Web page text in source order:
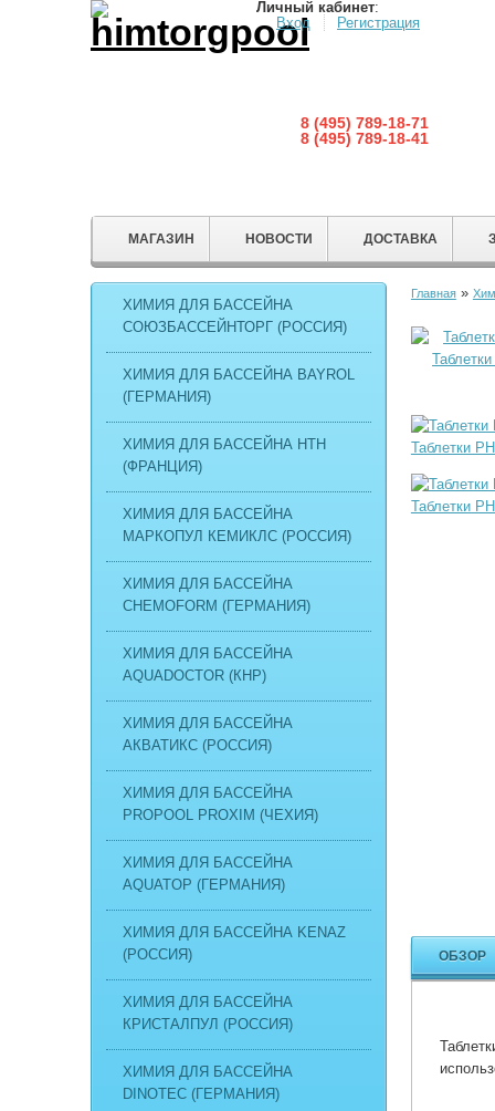
Личный кабинет:
Вход
Регистрация
8 (495) 789-18-71
8 (495) 789-18-41
МАГАЗИН НОВОСТИ ДОСТАВКА
ХИМИЯ ДЛЯ БАССЕЙНА
СОЮЗБАССЕЙНТОРГ (РОССИЯ)
ХИМИЯ ДЛЯ БАССЕЙНА BAYROL
(ГЕРМАНИЯ)
ХИМИЯ ДЛЯ БАССЕЙНА HTH
(ФРАНЦИЯ)
ХИМИЯ ДЛЯ БАССЕЙНА
МАРКОПУЛ КЕМИКЛС (РОССИЯ)
ХИМИЯ ДЛЯ БАССЕЙНА
CHEMOFORM (ГЕРМАНИЯ)
ХИМИЯ ДЛЯ БАССЕЙНА
AQUADOCTOR (КНР)
ХИМИЯ ДЛЯ БАССЕЙНА
АКВАТИКС (РОССИЯ)
ХИМИЯ ДЛЯ БАССЕЙНА
PROPOOL PROXIM (ЧЕХИЯ)
ХИМИЯ ДЛЯ БАССЕЙНА
AQUATOP (ГЕРМАНИЯ)
ХИМИЯ ДЛЯ БАССЕЙНА KENAZ
(РОССИЯ)
ХИМИЯ ДЛЯ БАССЕЙНА
КРИСТАЛПУЛ (РОССИЯ)
ХИМИЯ ДЛЯ БАССЕЙНА
DINOTEC (ГЕРМАНИЯ)
Главная»
ОБЗОР